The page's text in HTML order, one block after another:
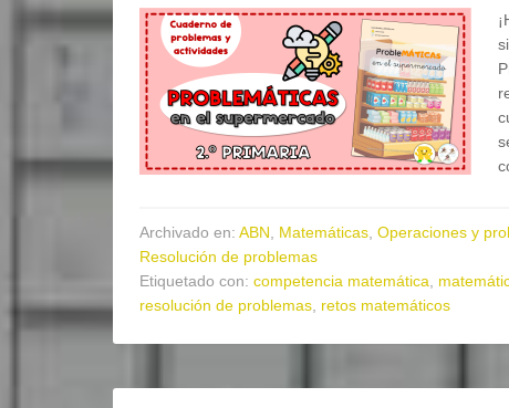
Archivado en: ABN Matemáticas Operaciones y
Resolución de problemas
Etiquetado con: competencia matemática
resolución de problemas retos matemáticos